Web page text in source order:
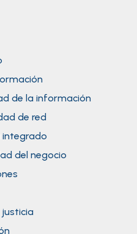
de la información
de red
integrado
del negocio